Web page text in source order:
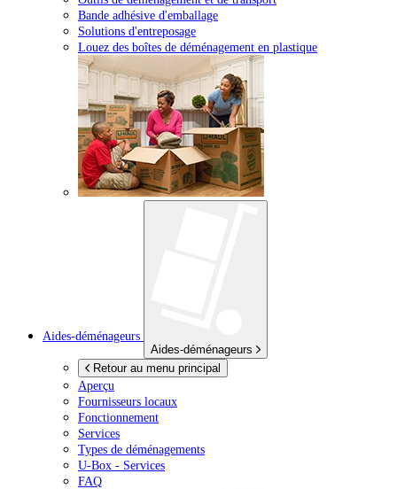
Bande adhésive d'emballage
Solutions d'entreposage
Louez des boîtes de déménagement en plastique
Aides-déménageurs
Aides-déménageurs
Retour au menu principal
Aperçu
Fournisseurs locaux
Fonctionnement
Services
Types de déménagements
U-Box - Services
FAQ